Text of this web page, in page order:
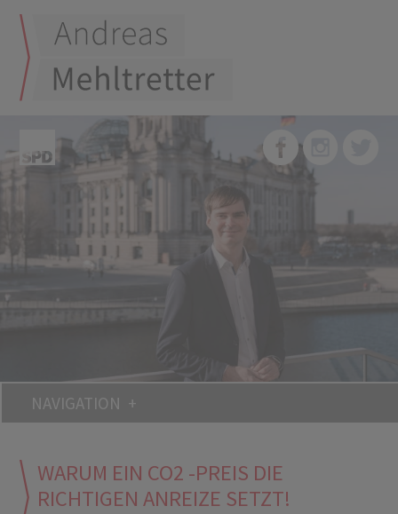
NAVIGATION
WARUM EIN CO2 -PREIS DIE
RICHTIGEN ANREIZE SETZT!